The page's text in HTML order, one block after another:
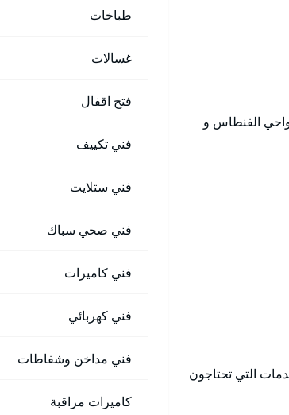
الفنطاس و
التي تحتاجون
طباخات
غسالات
فتح اقفال
فني تكييف
فني ستلايت
فني صحي سباك
فني كاميرات
فني كهربائي
فني مداخن وشفاطات
كاميرات مراقبة